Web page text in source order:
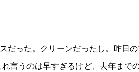
だった。クリーンだったし。昨日
言うのは早すぎるけど、去年まで